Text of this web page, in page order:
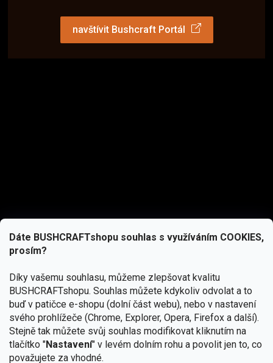
Dáte BUSHCRAFTshopu souhlas s využíváním COOKIES,
prosím?
Díky vašemu souhlasu, můžeme zlepšovat kvalitu
BUSHCRAFTshopu. Souhlas můžete kdykoliv odvolat a to
buď v patičce e-shopu (dolní část webu), nebo v nastavení
svého prohlížeče (Chrome, Explorer, Opera, Firefox a další).
Stejně tak můžete svůj souhlas modifikovat kliknutím na
tlačítko "Nastavení" v levém dolním rohu a povolit jen to, co
považujete za vhodné.
navštívit Bushcraft Portál